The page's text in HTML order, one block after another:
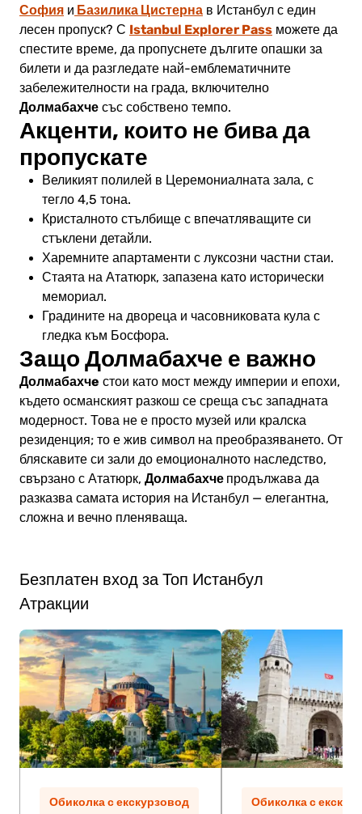
София и Базилика Цистерна в Истанбул с един
лесен пропуск? С Istanbul Explorer Pass можете да
спестите време, да пропуснете дългите опашки за
билети и да разгледате най-емблематичните
забележителности на града, включително
Долмабахче със собствено темпо.
Акценти, които не бива да
пропускате
Великият полилей в Церемониалната зала, с
тегло 4,5 тона.
Кристалното стълбище с впечатляващите си
стъклени детайли.
Харемните апартаменти с луксозни частни стаи.
Стаята на Ататюрк, запазена като исторически
мемориал.
Градините на двореца и часовниковата кула с
гледка към Босфора.
Защо Долмабахче е важно
Долмабахчe стои като мост между империи и епохи,
където османският разкош се среща със западната
модерност. Това не е просто музей или кралска
резиденция; то е жив символ на преобразяването. От
бляскавите си зали до емоционалното наследство,
свързано с Ататюрк, Долмабахче продължава да
разказва самата история на Истанбул — елегантна,
сложна и вечно пленяваща.
Безплатен вход за Топ Истанбул
Атракции
Обиколка с екскурзовод Обиколка с